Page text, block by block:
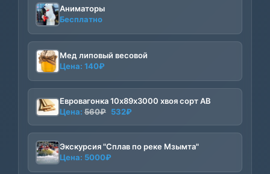
Аниматоры
Бесплатно
Мед липовый весовой
Цена: 140₽
Евровагонка 10х89х3000 хвоя сорт АВ
Цена: 560₽ Первоначальная
цена
составляла
560₽.
532₽
цена:
532₽.
Экскурсия "Сплав по реке Мзымта"
Цена: 5000₽